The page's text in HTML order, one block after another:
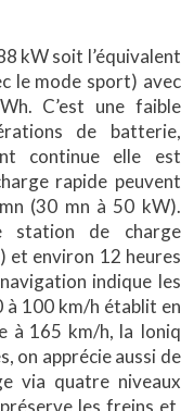
kW soit l’équivalent
le mode sport) avec
C’est une faible
de batterie,
continue elle est
rapide peuvent
(30 mn à 50 kW).
station de charge
et environ 12 heures
indique les
à 100 km/h établit en
à 165 km/h, la Ioniq
on apprécie aussi de
via quatre niveaux
les freins et